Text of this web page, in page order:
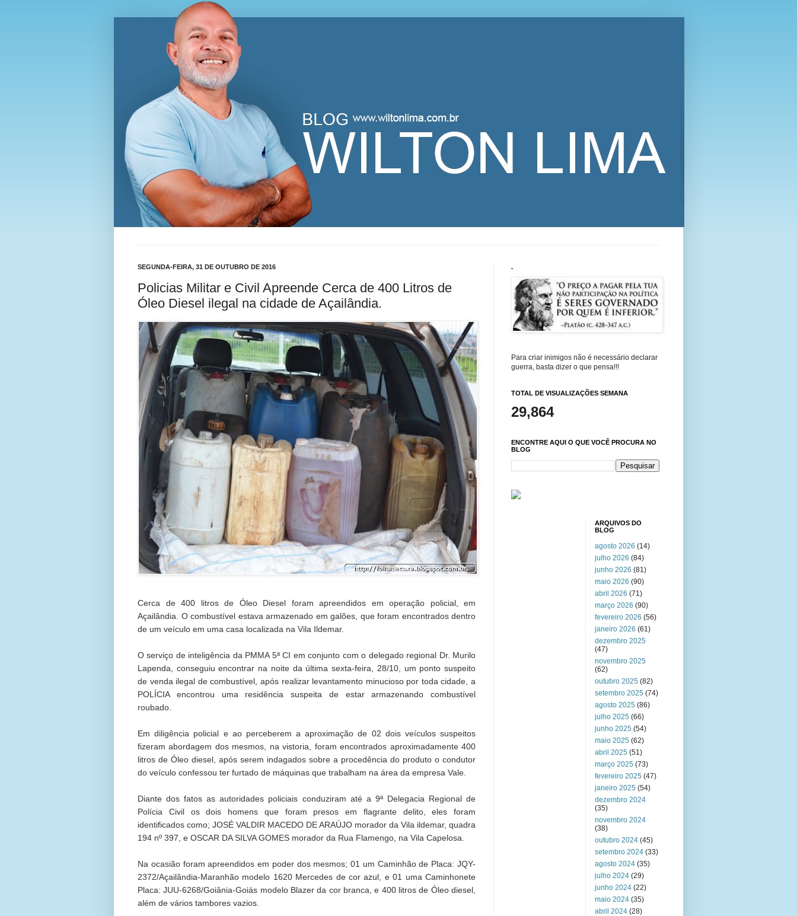
Blog Wilton Lima
SEGUNDA-FEIRA, 31 DE OUTUBRO DE 2016
Policias Militar e Civil Apreende Cerca de 400 Litros de
Óleo Diesel ilegal na cidade de Açailândia.
Cerca de 400 litros de Óleo Diesel foram apreendidos em operação policial, em
Açailândia. O combustível estava armazenado em galões, que foram encontrados dentro
de um veículo em uma casa localizada na Vila Ildemar.
O serviço de inteligência da PMMA 5ª CI em conjunto com o delegado regional Dr. Murilo
Lapenda, conseguiu encontrar na noite da última sexta-feira, 28/10, um ponto suspeito
de venda ilegal de combustível, após realizar levantamento minucioso por toda cidade, a
POLÍCIA encontrou uma residência suspeita de estar armazenando combustível
roubado.
Em diligência policial e ao perceberem a aproximação de 02 dois veículos suspeitos
fizeram abordagem dos mesmos, na vistoria, foram encontrados aproximadamente 400
litros de Óleo diesel, após serem indagados sobre a procedência do produto o condutor
do veículo confessou ter furtado de máquinas que trabalham na área da empresa Vale.
Diante dos fatos as autoridades policiais conduziram até a 9ª Delegacia Regional de
Polícia Civil os dois homens que foram presos em flagrante delito, eles foram
identificados como; JOSÉ VALDIR MACEDO DE ARAÚJO morador da Vila ildemar, quadra
194 nº 397, e OSCAR DA SILVA GOMES morador da Rua Flamengo, na Vila Capelosa.
Na ocasião foram apreendidos em poder dos mesmos; 01 um Caminhão de Placa: JQY-
2372/Açailândia-Maranhão modelo 1620 Mercedes de cor azul, e 01 uma Caminhonete
Placa: JUU-6268/Goiânia-Goiás modelo Blazer da cor branca, e 400 litros de Óleo diesel,
além de vários tambores vazios.
.
Para criar inimigos não é necessário declarar
guerra, basta dizer o que pensa!!!
TOTAL DE VISUALIZAÇÕES SEMANA
29,864
ENCONTRE AQUI O QUE VOCÊ PROCURA NO
BLOG
ARQUIVOS DO
BLOG
agosto 2026 (14)
julho 2026 (84)
junho 2026 (81)
maio 2026 (90)
abril 2026 (71)
março 2026 (90)
fevereiro 2026 (56)
janeiro 2026 (61)
dezembro 2025
(47)
novembro 2025
(62)
outubro 2025 (82)
setembro 2025 (74)
agosto 2025 (86)
julho 2025 (66)
junho 2025 (54)
maio 2025 (62)
abril 2025 (51)
março 2025 (73)
fevereiro 2025 (47)
janeiro 2025 (54)
dezembro 2024
(35)
novembro 2024
(38)
outubro 2024 (45)
setembro 2024 (33)
agosto 2024 (35)
julho 2024 (29)
junho 2024 (22)
maio 2024 (35)
abril 2024 (28)